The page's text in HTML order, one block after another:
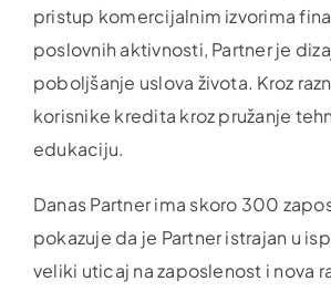
pristup komercijalnim izvorima
poslovnih aktivnosti, Partner je
poboljšanje uslova života. Kroz
korisnike kredita kroz pružanje
edukaciju.
Danas Partner ima skoro 300
pokazuje da je Partner istrajan u
veliki uticaj na zaposlenost i nova